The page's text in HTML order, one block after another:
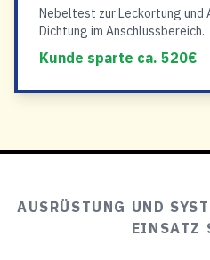
Nebeltest zur Leckortung und
Dichtung im Anschlussbereich.
Kunde sparte ca. 520€
AUSRÜSTUNG UND
EINSATZ